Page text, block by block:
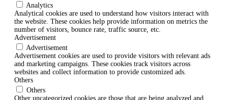
Analytics
Analytical cookies are used to understand how visitors interact with
the website. These cookies help provide information on metrics the
number of visitors, bounce rate, traffic source, etc.
Advertisement
Advertisement
Advertisement cookies are used to provide visitors with relevant ads
and marketing campaigns. These cookies track visitors across
websites and collect information to provide customized ads.
Others
Others
Other uncategorized cookies are those that are being analyzed and